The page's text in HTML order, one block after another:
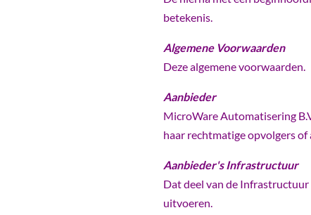
betekenis.
Algemene Voorwaarden
Deze algemene voorwaarden.
Aanbieder
MicroWare Automatisering
haar rechtmatige opvolgers
Aanbieder's Infrastructuur
Dat deel van de
uitvoeren.